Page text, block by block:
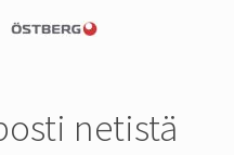
netistä